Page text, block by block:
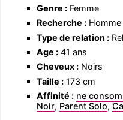
Genre :Femme
Recherche :Homme
Type de relation :
Age :41 ans
Cheveux :Noirs
Taille :173 cm
Affinité : ne
Noir, Parent Solo,